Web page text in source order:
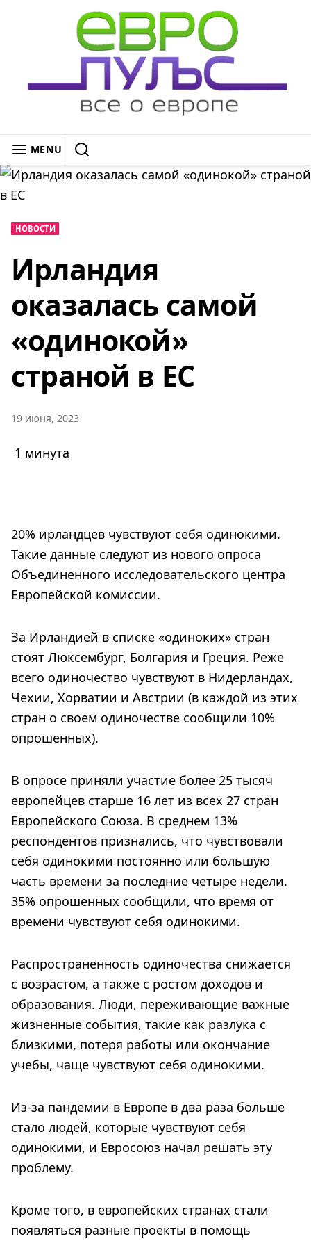
ЕВРОПУЛЬС: ВСЁ О ЕВРОПЕ
MENU
SEARCH
НОВОСТИ
Ирландия
оказалась самой
«одинокой»
страной в ЕС
19 июня, 2023
1 минута
20% ирландцев чувствуют себя одинокими.
Такие данные следуют из нового опроса
Объединенного исследовательского центра
Европейской комиссии.
За Ирландией в списке «одиноких» стран
стоят Люксембург, Болгария и Греция. Реже
всего одиночество чувствуют в Нидерландах,
Чехии, Хорватии и Австрии (в каждой из этих
стран о своем одиночестве сообщили 10%
опрошенных).
В опросе приняли участие более 25 тысяч
европейцев старше 16 лет из всех 27 стран
Европейского Союза. В среднем 13%
респондентов признались, что чувствовали
себя одинокими постоянно или большую
часть времени за последние четыре недели.
35% опрошенных сообщили, что время от
времени чувствуют себя одинокими.
Распространенность одиночества снижается
с возрастом, а также с ростом доходов и
образования. Люди, переживающие важные
жизненные события, такие как разлука с
близкими, потеря работы или окончание
учебы, чаще чувствуют себя одинокими.
Из-за пандемии в Европе в два раза больше
стало людей, которые чувствуют себя
одинокими, и Евросоюз начал решать эту
проблему.
Кроме того, в европейских странах стали
появляться разные проекты в помощь